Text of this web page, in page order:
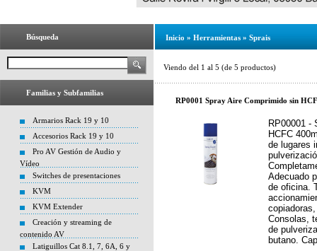
Búsqueda
Familias y Subfamilias
Armarios Rack 19 y 10
Accesorios Rack 19 y 10
Pro AV Gestión de Audio y
Vídeo
Switches de presentaciones
KVM
KVM Extender
Creación y streaming de
contenido AV
Latiguillos Cat 8.1, 7, 6A, 6 y
Inicio » Herramientas » Sprais
Viendo del 1 al 5 (de 5 productos)
RP0001 Spray Aire Comprimido sin
RP00001 -
HCFC
de lugares
Adecuado
de oficina.
Consolas,
de
butano.